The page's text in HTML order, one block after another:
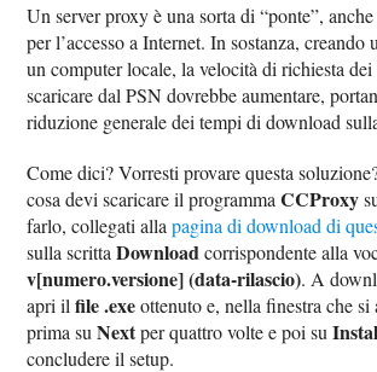
Un server proxy è una sorta di “ponte”,
per l’accesso a Internet. In sostanza, creando
un computer locale, la velocità di richiesta dei
scaricare dal PSN dovrebbe aumentare,
riduzione generale dei tempi di download
Come dici? Vorresti provare questa
cosa devi scaricare il programmaCCProxy
farlo, collegati allapagina di download di
sulla scrittaDownload corrispondente alla
v[numero.versione] (data-rilascio). A
apri ilfile .exeottenuto e, nella finestra che
prima suNextper quattro volte e poi su
concludere il setup.